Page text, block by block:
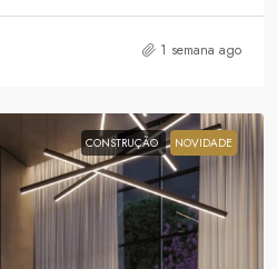
1 semana ago
CONSTRUÇÃO NOVIDADE